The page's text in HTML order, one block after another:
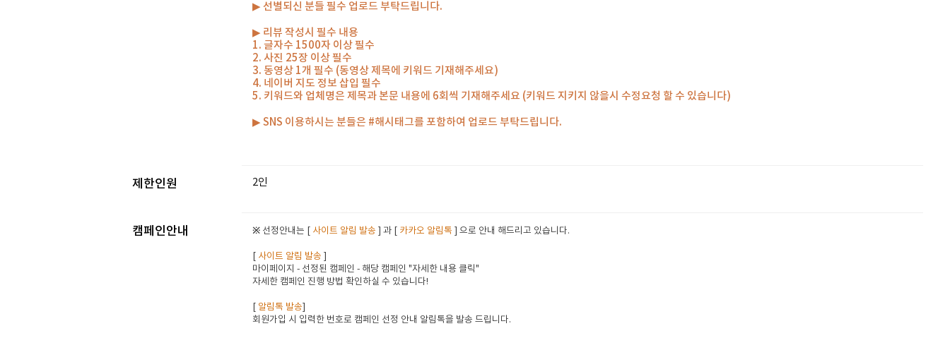
▶ 선별되신 분들 필수 업로드 부탁드립니다.
▶ 리뷰 작성시 필수 내용
1. 글자수 1500자 이상 필수
2. 사진 25장 이상 필수
3. 동영상 1개 필수 (동영상 제목에 키워드 기재해주세요)
4. 네이버 지도 정보 삽입 필수
5. 키워드와 업체명은 제목과 본문 내용에 6회씩 기재해주세요 (키워드 지키지 않을시 수정요청 할 수 있습니다)
▶ SNS 이용하시는 분들은 #해시태그를 포함하여 업로드 부탁드립니다.
제한인원 2인
캠페인안내 ※ 선정안내는 [ 사이트 알림 발송 ] 과 [ 카카오 알림톡 ] 으로 안내 해드리고 있습니다.
사이트 알림 발송
마이페이지 - 선정된 캠페인 - 해당 캠페인 "자세한 내용 클릭"
자세한 캠페인 진행 방법 확인하실 수 있습니다!
알림톡 발송
회원가입 시 입력한 번호로 캠페인 선정 안내 알림톡을 발송 드립니다.